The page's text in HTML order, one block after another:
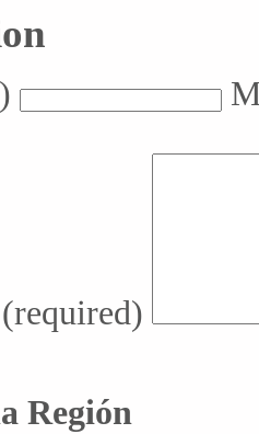
(required)
Región